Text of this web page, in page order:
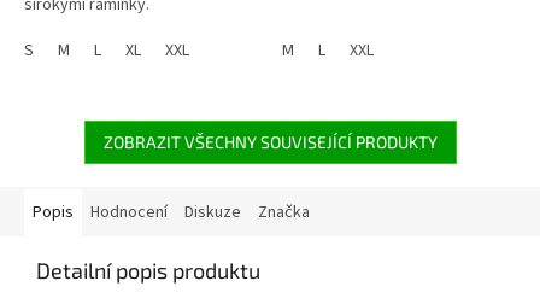
S
M L XL XXL M L XXL
ZOBRAZIT VŠECHNY SOUVISEJÍCÍ PRODUKTY
Popis Hodnocení Diskuze Značka
Detailní popis produktu